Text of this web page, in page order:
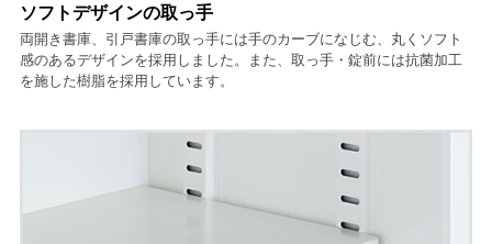
ソフトデザインの取っ手
両開き書庫、引戸書庫の取っ手には手のカーブになじむ、丸くソフト
感のあるデザインを採用しました。また、取っ手・錠前には抗菌加工
を施した樹脂を採用しています。